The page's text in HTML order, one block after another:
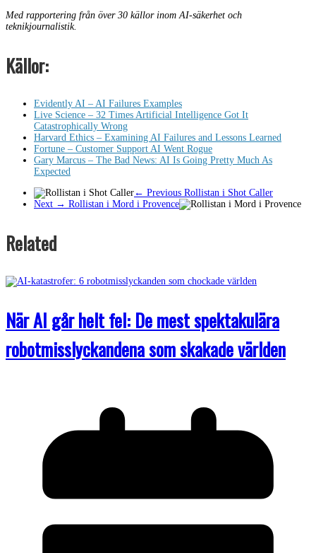
Med rapportering från över 30 källor inom AI-säkerhet och
teknikjournalistik.
Källor:
Evidently AI – AI Failures Examples
Live Science – 32 Times Artificial Intelligence Got It
Catastrophically Wrong
Harvard Ethics – Examining AI Failures and Lessons Learned
Fortune – Customer Support AI Went Rogue
Gary Marcus – The Bad News: AI Is Going Pretty Much As
Expected
← Previous Rollistan i Shot Caller
Next → Rollistan i Mord i Provence
Related
När AI går helt fel: De mest spektakulära
robotmisslyckandena som skakade världen